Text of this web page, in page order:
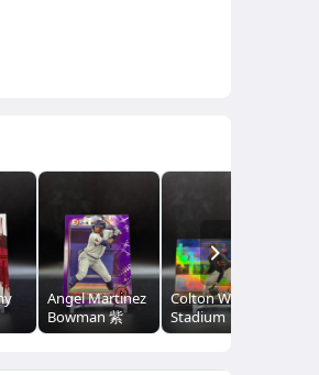
Angel Martinez
Bowman 紫
亮/250（浩
Colton Welker
Stadium
Chrome 橫版RC